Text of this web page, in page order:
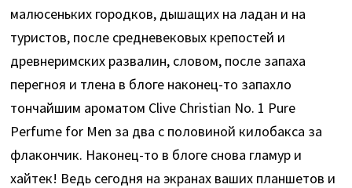
малюсеньких городков, дышащих на ладан и на
туристов, после средневековых крепостей и
древнеримских развалин, словом, после запаха
перегноя и тлена в блоге наконец-то запахло
тончайшим ароматом Clive Christian No. 1 Pure
Perfume for Men за два с половиной килобакса за
флакончик. Наконец-то в блоге снова гламур и
хайтек! Ведь сегодня на экранах ваших планшетов и